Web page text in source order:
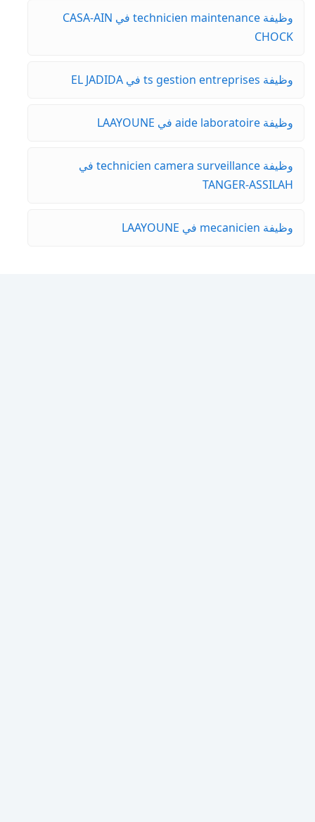
وظيفة technicien maintenance في CASA-AIN
CHOCK
وظيفة ts gestion entreprises في EL JADIDA
وظيفة aide laboratoire في LAAYOUNE
وظيفة technicien camera surveillance في
TANGER-ASSILAH
وظيفة mecanicien في LAAYOUNE